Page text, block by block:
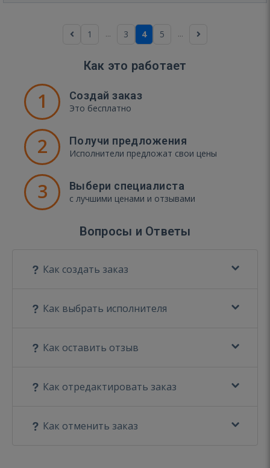
1 ... 3 4 5 ...
Как это работает
1 Создай заказ
Это бесплатно
2 Получи предложения
Исполнители предложат свои цены
3 Выбери специалиста
с лучшими ценами и отзывами
Вопросы и Ответы
Как создать заказ
Как выбрать исполнителя
Как оставить отзыв
Как отредактировать заказ
Как отменить заказ